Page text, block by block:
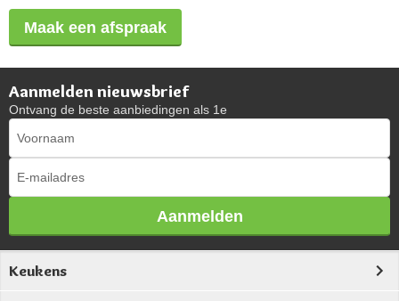
Maak een afspraak
Aanmelden nieuwsbrief
Ontvang de beste aanbiedingen als 1e
Aanmelden
Keukens